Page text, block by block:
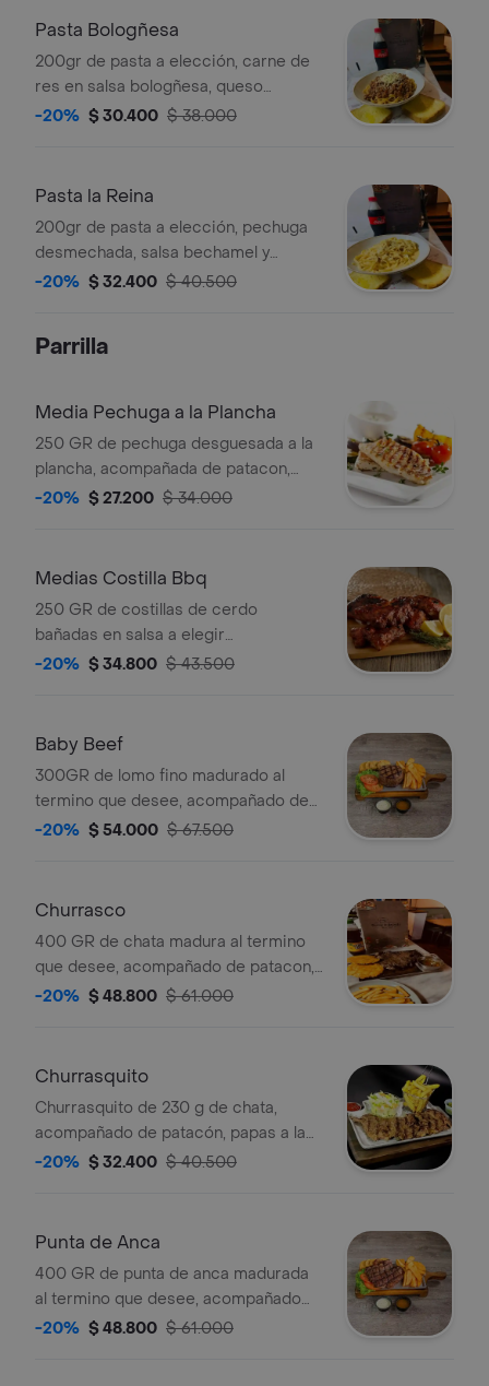
Pasta Bologñesa
200gr de pasta a elección, carne de
res en salsa bologñesa, queso
parmesano y pan en mantequilla
-20% $ 30.400 $ 38.000
Pasta la Reina
200gr de pasta a elección, pechuga
desmechada, salsa bechamel y
napolitana queso parmesano y pan en
-20% $ 32.400 $ 40.500
Parrilla
Media Pechuga a la Plancha
250 GR de pechuga desguesada a la
plancha, acompañada de patacon,
papa a la francesa y ensalada.
-20% $ 27.200 $ 34.000
Medias Costilla Bbq
250 GR de costillas de cerdo
bañadas en salsa a elegir
acompañado de patacon, papa a la
-20% $ 34.800 $ 43.500
Baby Beef
300GR de lomo fino madurado al
termino que desee, acompañado de
patacon, papa a la francesa y
-20% $ 54.000 $ 67.500
Churrasco
400 GR de chata madura al termino
que desee, acompañado de patacon,
papa a la francesa y ensalada.
-20% $ 48.800 $ 61.000
Churrasquito
Churrasquito de 230 g de chata,
acompañado de patacón, papas a la
francesa y ensalada. El término de
-20% $ 32.400 $ 40.500
Punta de Anca
400 GR de punta de anca madurada
al termino que desee, acompañado
de patacon, papa a la francesa y
-20% $ 48.800 $ 61.000